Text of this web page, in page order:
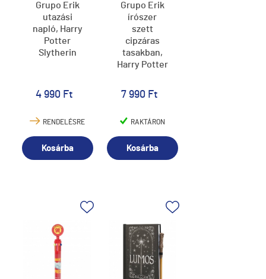
Grupo Erik
utazási
napló, Harry
Potter
Slytherin
4 990 Ft
RENDELÉSRE
Kosárba
Grupo Erik
írószer
szett
cipzáras
tasakban,
Harry Potter
7 990 Ft
RAKTÁRON
Kosárba